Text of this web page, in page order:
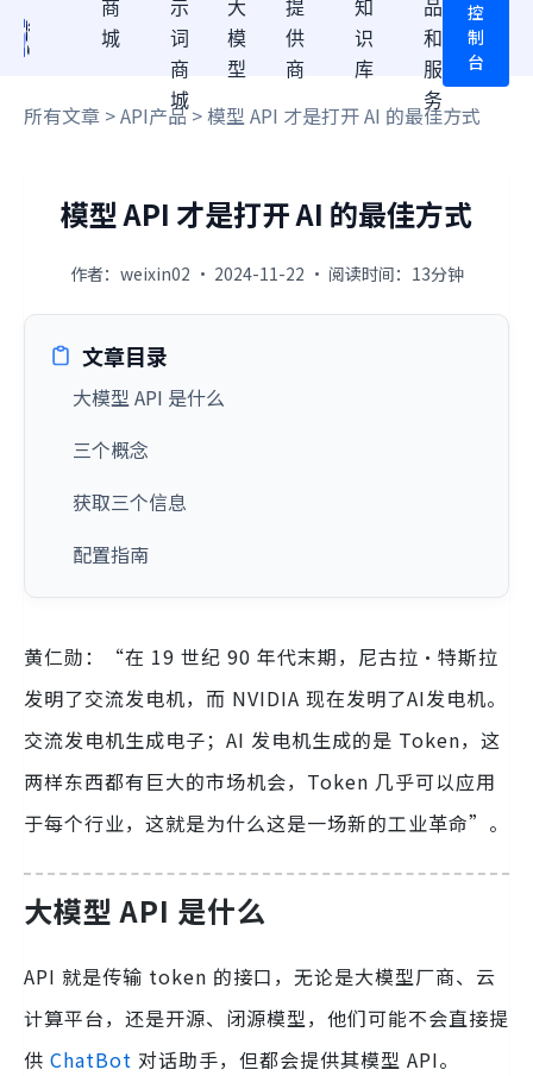
商
城
示
词
商
城
大
模
型
提
供
商
知
识
库
品
和
服
务
控
制
台
所有文章 >API产品> 模型 API 才是打开 AI 的最佳方式
模型 API 才是打开 AI 的最佳方式
作者：weixin02 · 2024-11-22 · 阅读时间：13分钟
文章目录
大模型 API 是什么
三个概念
获取三个信息
配置指南
黄仁勋：“在 19 世纪 90 年代末期，尼古拉·特斯拉
发明了交流发电机，而 NVIDIA 现在发明了AI发电机。
交流发电机生成电子；AI 发电机生成的是 Token，这
两样东西都有巨大的市场机会，Token 几乎可以应用
于每个行业，这就是为什么这是一场新的工业革命”。
大模型 API 是什么
API 就是传输 token 的接口，无论是大模型厂商、云
计算平台，还是开源、闭源模型，他们可能不会直接提
供 ChatBot 对话助手，但都会提供其模型 API。